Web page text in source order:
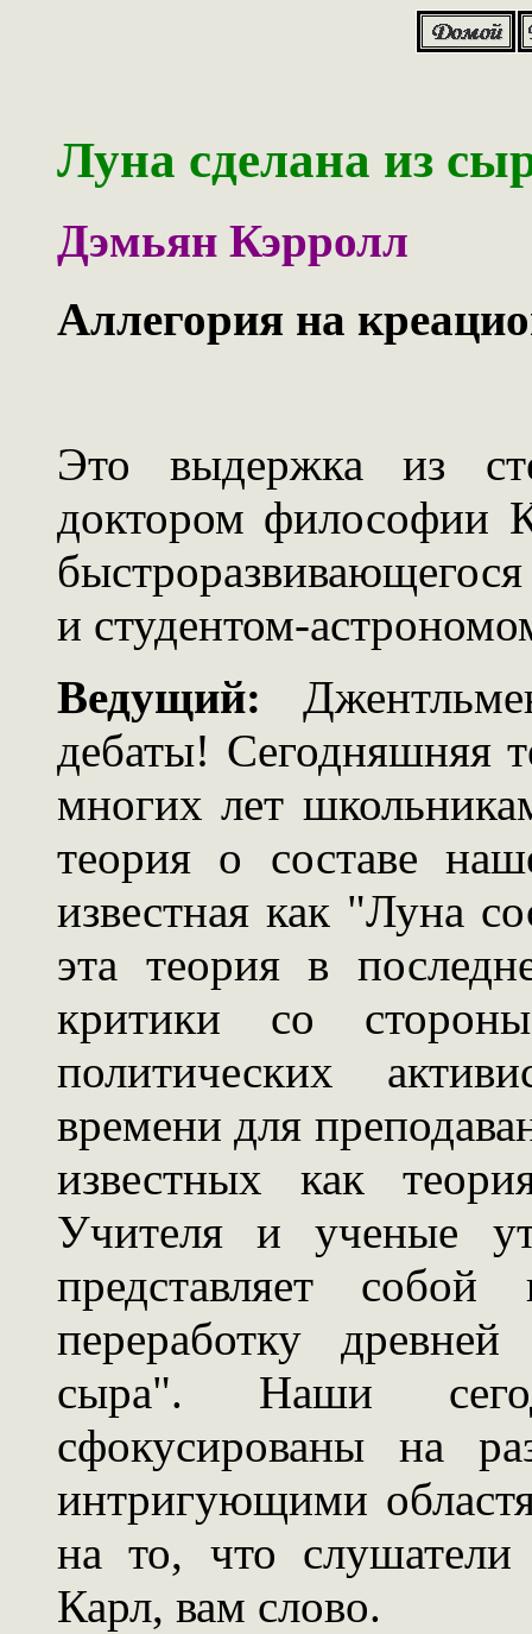
Луна сделана из
Дэмьян Кэрролл
Аллегория на
Это выдержка из
доктором философии
и студентом-
Ведущий:
дебаты! Сегодняшняя
многих лет
теория о составе
известная как "Луна
эта теория в
критики со
политических
времени для
известных как
Учителя и ученые
представляет
переработку
сыра". Наши
сфокусированы на
интригующими
на то, что
Карл, вам слово.